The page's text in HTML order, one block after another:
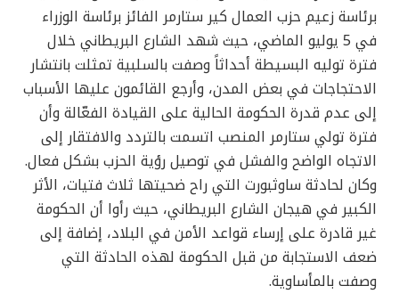
برئاسة زعيم حزب العمال كير ستارمر الفائز برئاسة الوزراء
في 5 يوليو الماضي، حيث شهد الشارع البريطاني خلال
فترة توليه البسيطة أحداثاً وصفت بالسلبية تمثلت بانتشار
الاحتجاجات في بعض المدن، وأرجع القائمون عليها الأسباب
إلى عدم قدرة الحكومة الحالية على القيادة الفعّالة وأن
فترة تولي ستارمر المنصب اتسمت بالتردد والافتقار إلى
الاتجاه الواضح والفشل في توصيل رؤية الحزب بشكل فعال.
وكان لحادثة ساوثبورت التي راح ضحيتها ثلاث فتيات، الأثر
الكبير في هيجان الشارع البريطاني، حيث رأوا أن الحكومة
غير قادرة على إرساء قواعد الأمن في البلاد، إضافة إلى
ضعف الاستجابة من قبل الحكومة لهذه الحادثة التي
وصفت بالمأساوية.